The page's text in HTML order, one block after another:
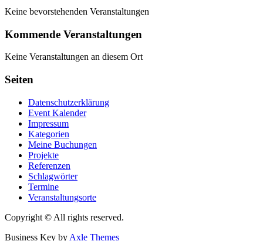
Keine bevorstehenden Veranstaltungen
Kommende Veranstaltungen
Keine Veranstaltungen an diesem Ort
Seiten
Datenschutzerklärung
Event Kalender
Impressum
Kategorien
Meine Buchungen
Projekte
Referenzen
Schlagwörter
Termine
Veranstaltungsorte
Copyright © All rights reserved.
Business Key by Axle Themes